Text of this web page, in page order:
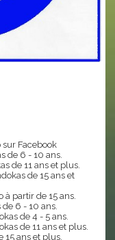
Facebook
de 6 - 10 ans.
de 11 ans et plus.
de 15 ans et
partir de 15 ans.
6 - 10 ans.
de 4 - 5 ans.
de 11 ans et plus.
15 ans et plus.